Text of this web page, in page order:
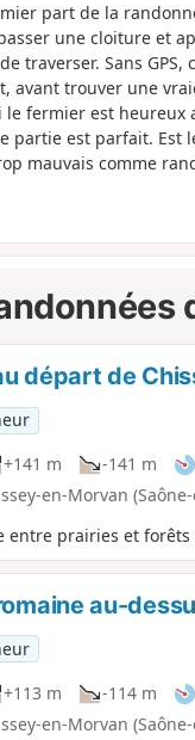
part de la
une cloiture et
traverser. Sans
avant trouver une
le fermier est heureux
partie est parfait. Est
mauvais comme
départ de
+141 m -141 m
en-Morvan
entre prairies et
au-
+113 m -114 m
en-Morvan